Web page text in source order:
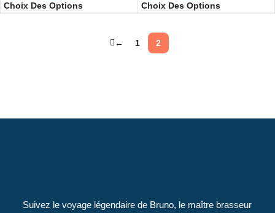
Choix Des Options Choix Des Options
← 1 2
Suivez le voyage légendaire de Bruno, le maître brasseur